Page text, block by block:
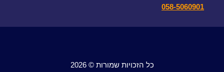
058-5060901
כל הזכויות שמורות © 2026